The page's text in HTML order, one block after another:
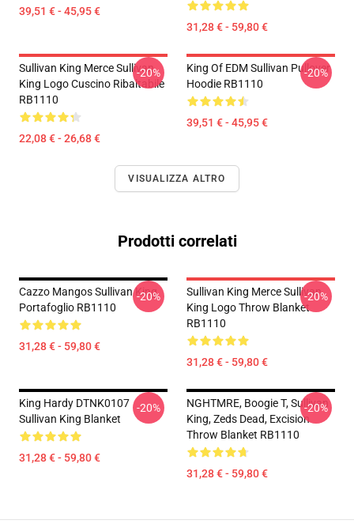
39,51 € - 45,95 €
31,28 € - 59,80 €
Sullivan King Merce Sullivan
King Logo Cuscino Ribaltabile
RB1110
22,08 € - 26,68 €
-20%
King Of EDM Sullivan Pullover
Hoodie RB1110
39,51 € - 45,95 €
-20%
VISUALIZZA ALTRO
Prodotti correlati
Cazzo Mangos Sullivan King
Portafoglio RB1110
31,28 € - 59,80 €
-20%
Sullivan King Merce Sullivan
King Logo Throw Blanket
RB1110
31,28 € - 59,80 €
-20%
King Hardy DTNK0107
Sullivan King Blanket
31,28 € - 59,80 €
-20%
NGHTMRE, Boogie T, Sullivan
King, Zeds Dead, Excision
Throw Blanket RB1110
31,28 € - 59,80 €
-20%